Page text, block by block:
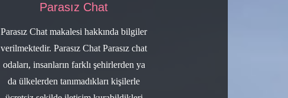
Parasız Chat
Parasız Chat makalesi hakkında bilgiler
verilmektedir. Parasız Chat Parasız chat
odaları, insanların farklı şehirlerden ya
da ülkelerden tanımadıkları kişilerle